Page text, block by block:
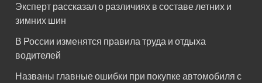
Эксперт рассказал о различиях в составе летних и
зимних шин
В России изменятся правила труда и отдыха
водителей
Названы главные ошибки при покупке автомобиля с